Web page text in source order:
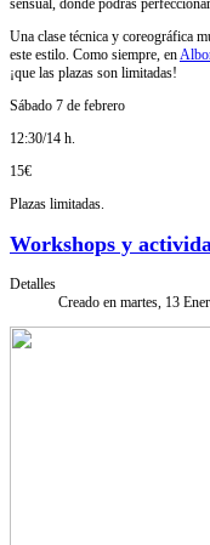
sensual, donde podrás
Una clase técnica y coreográfica
este estilo. Como siempre, en
¡que las plazas son limitadas!
Sábado 7 de febrero
12:30/14 h.
15€
Plazas limitadas.
Workshops y
Detalles
Creado en martes, 13